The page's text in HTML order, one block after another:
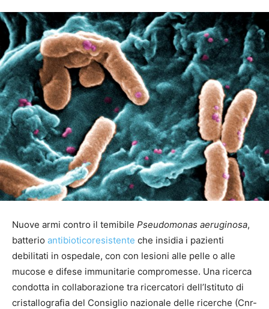
Nuove armi contro il temibile Pseudomonas aeruginosa,
batterio antibioticoresistente che insidia i pazienti
debilitati in ospedale, con con lesioni alle pelle o alle
mucose e difese immunitarie compromesse. Una ricerca
condotta in collaborazione tra ricercatori dell’Istituto di
cristallografia del Consiglio nazionale delle ricerche (Cnr-